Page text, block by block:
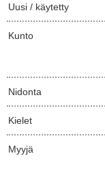
Uusi / käytetty
Kunto
Nidonta
Kielet
Myyjä